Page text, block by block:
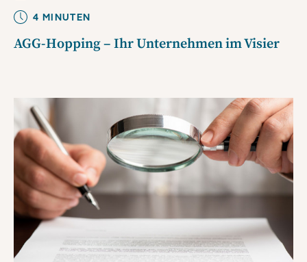
4 MINUTEN
AGG-Hopping – Ihr Unternehmen im Visier